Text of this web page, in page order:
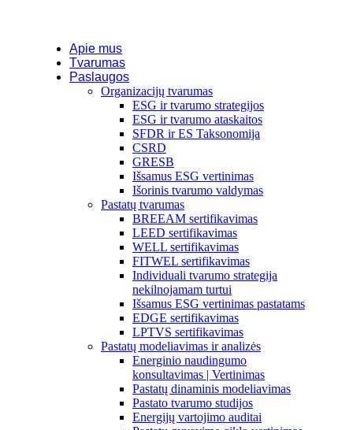
Apie mus
Tvarumas
Paslaugos
Organizacijų tvarumas
ESG ir tvarumo strategijos
ESG ir tvarumo ataskaitos
SFDR ir ES Taksonomija
CSRD
GRESB
Išsamus ESG vertinimas
Išorinis tvarumo valdymas
Pastatų tvarumas
BREEAM sertifikavimas
LEED sertifikavimas
WELL sertifikavimas
FITWEL sertifikavimas
Individuali tvarumo strategija
nekilnojamam turtui
Išsamus ESG vertinimas pastatams
EDGE sertifikavimas
LPTVS sertifikavimas
Pastatų modeliavimas ir analizės
Energinio naudingumo
konsultavimas | Vertinimas
Pastatų dinaminis modeliavimas
Pastato tvarumo studijos
Energijų vartojimo auditai